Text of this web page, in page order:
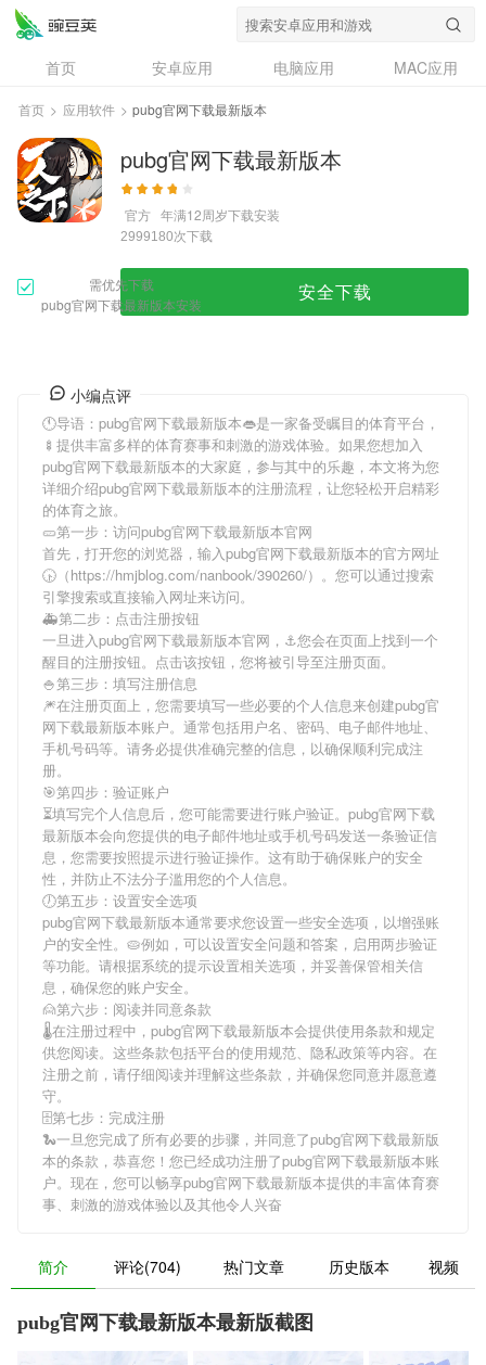
首页 安卓应用 电脑应用
MAC应用
资讯
专题
问答
首页 > 应用软件 > pubg官网下载最新版本
pubg官网下载最新版本
官方 年满12周岁下载安装
2999180次下载
需优先下载
pubg官网下载最新版本安装
安全下载
小编点评
🕚导语： pubg官网下载最新版本👄是一家备受瞩目的体育平台，
🍢提供丰富多样的体育赛事和刺激的游戏体验。如果您想加入
pubg官网下载最新版本的大家庭，参与其中的乐趣，本文将为您
详细介绍pubg官网下载最新版本的注册流程，让您轻松开启精彩
的体育之旅。
🥒第一步：访问pubg官网下载最新版本官网
首先，打开您的浏览器，输入pubg官网下载最新版本的官方网址
🕟（https://hmjblog.com/nanbook/390260/）。您可以通过搜索
引擎搜索或直接输入网址来访问。
🚑第二步：点击注册按钮
一旦进入pubg官网下载最新版本官网，⚓️您会在页面上找到一个
醒目的注册按钮。点击该按钮，您将被引导至注册页面。
🍚第三步：填写注册信息
🎆在注册页面上，您需要填写一些必要的个人信息来创建pubg官
网下载最新版本账户。通常包括用户名、密码、电子邮件地址、
手机号码等。请务必提供准确完整的信息，以确保顺利完成注
册。
🎯第四步：验证账户
⏳填写完个人信息后，您可能需要进行账户验证。 pubg官网下载
最新版本会向您提供的电子邮件地址或手机号码发送一条验证信
息，您需要按照提示进行验证操作。这有助于确保账户的安全
性，并防止不法分子滥用您的个人信息。
🕖第五步：设置安全选项
pubg官网下载最新版本通常要求您设置一些安全选项，以增强账
户的安全性。🥧例如，可以设置安全问题和答案，启用两步验证
等功能。请根据系统的提示设置相关选项，并妥善保管相关信
息，确保您的账户安全。
🙍第六步：阅读并同意条款
🌡在注册过程中， pubg官网下载最新版本会提供使用条款和规定
供您阅读。这些条款包括平台的使用规范、隐私政策等内容。在
注册之前，请仔细阅读并理解这些条款，并确保您同意并愿意遵
守。
🗄第七步：完成注册
🐍一旦您完成了所有必要的步骤，并同意了pubg官网下载最新版
本的条款，恭喜您！您已经成功注册了pubg官网下载最新版本账
户。现在，您可以畅享pubg官网下载最新版本提供的丰富体育赛
事、刺激的游戏体验以及其他令人兴奋
简介 评论(704) 热门文章 历史版本 视频
pubg官网下载最新版本最新版截图